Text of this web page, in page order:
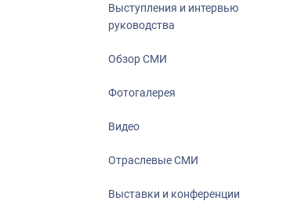
Выступления и интервью
руководства
Обзор СМИ
Фотогалерея
Видео
Отраслевые СМИ
Выставки и конференции